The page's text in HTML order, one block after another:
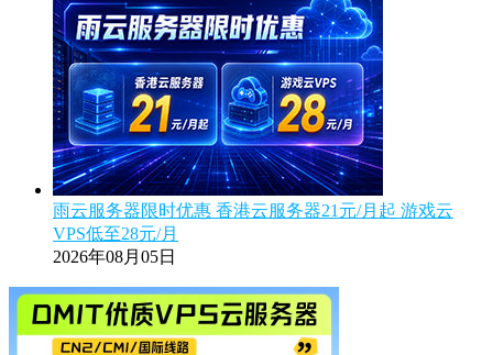
雨云服务器限时优惠 香港云服务器21元/月起 游戏云
VPS低至28元/月
2026年08月05日